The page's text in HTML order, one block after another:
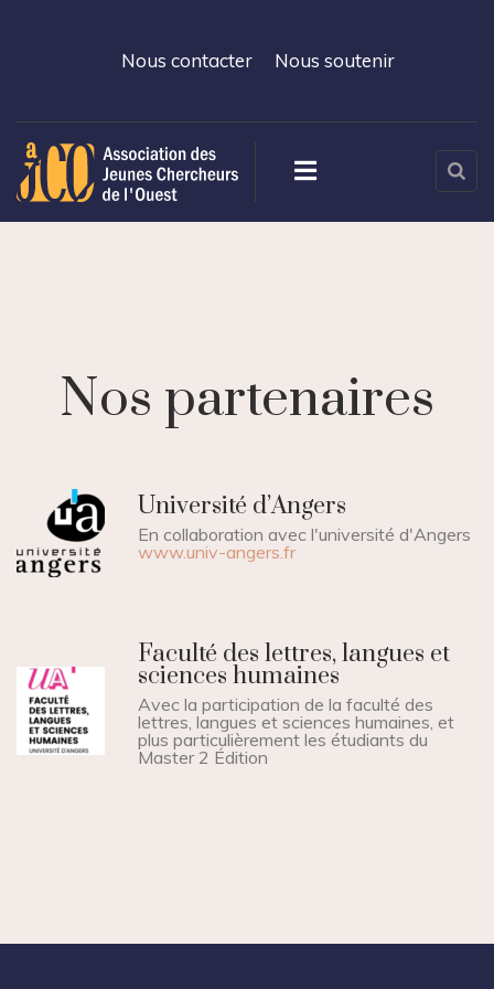
Nous contacter Nous soutenir
Nos partenaires
Université d’Angers
En collaboration avec l'université d'Angers
www.univ-angers.fr
Faculté des lettres, langues et
sciences humaines
Avec la participation de la faculté des
lettres, langues et sciences humaines, et
plus particulièrement les étudiants du
Master 2 Édition